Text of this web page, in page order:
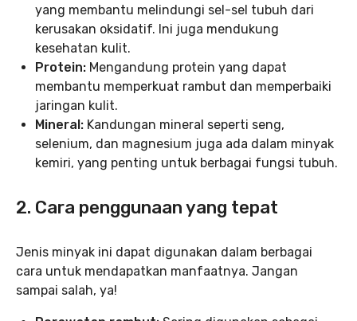
yang membantu melindungi sel-sel tubuh dari
kerusakan oksidatif. Ini juga mendukung
kesehatan kulit.
Protein: Mengandung protein yang dapat
membantu memperkuat rambut dan memperbaiki
jaringan kulit.
Mineral: Kandungan mineral seperti seng,
selenium, dan magnesium juga ada dalam minyak
kemiri, yang penting untuk berbagai fungsi tubuh.
2. Cara penggunaan yang tepat
Jenis minyak ini dapat digunakan dalam berbagai
cara untuk mendapatkan manfaatnya. Jangan
sampai salah, ya!